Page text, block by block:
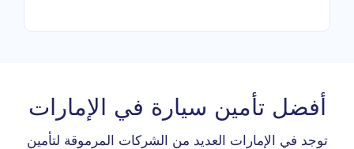
أفضل تأمين سيارة في الإمارات
توجد في الإمارات العديد من الشركات المرموقة لتأمين